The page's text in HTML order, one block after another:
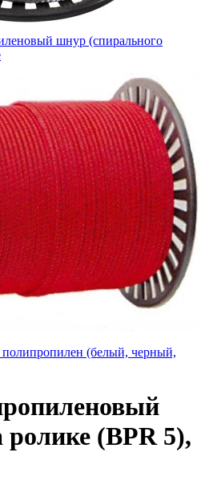
шнур (спирального
(белый, черный,
(BPR 5),